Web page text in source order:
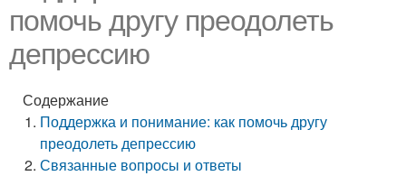
помочь другу преодолеть
депрессию
Содержание
Поддержка и понимание: как помочь другу
преодолеть депрессию
Связанные вопросы и ответы